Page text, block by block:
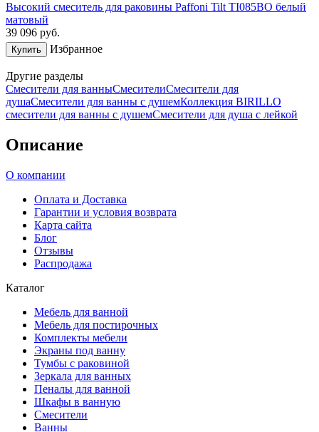
Высокий смеситель для раковины Paffoni Tilt TI085BO белый
матовый
39 096 руб.
Купить Избранное
Другие разделы
Смесители для ванныСмесителиСмесители для
душаСмесители для ванны с душемКоллекция BIRILLO
смесители для ванны с душемСмесители для душа с лейкой
Описание
О компании
Оплата и Доставка
Гарантии и условия возврата
Карта сайта
Блог
Отзывы
Распродажа
Каталог
Мебель для ванной
Мебель для постирочных
Комплекты мебели
Экраны под ванну
Тумбы с раковиной
Зеркала для ванных
Пеналы для ванной
Шкафы в ванную
Смесители
Ванны